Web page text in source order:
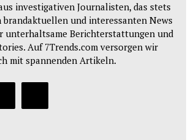
investigativen Journalisten, das stets
brandaktuellen und interessanten News
unterhaltsame Berichterstattungen und
Auf 7Trends.com versorgen wir
mit spannenden Artikeln.